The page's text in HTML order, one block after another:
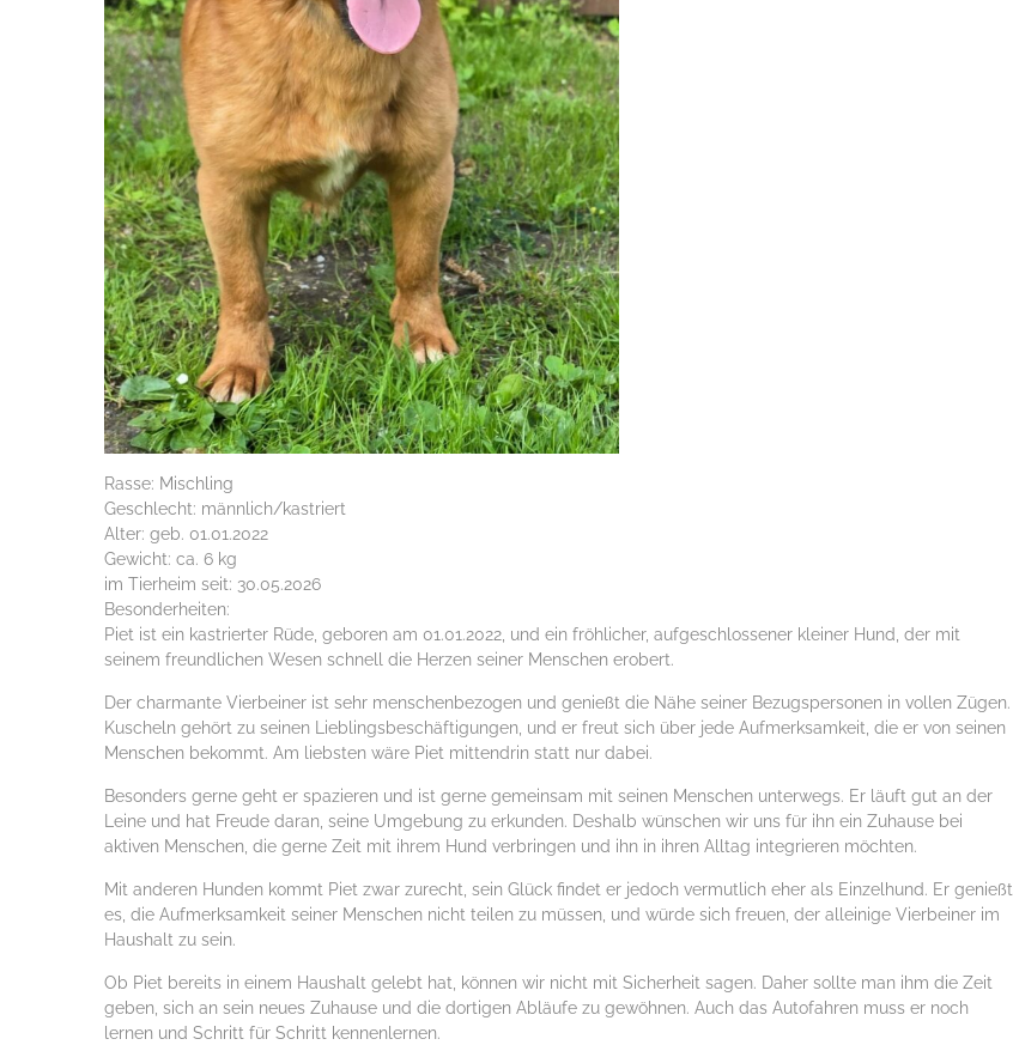
Rasse: Mischling
Geschlecht: männlich/kastriert
Alter: geb. 01.01.2022
Gewicht: ca. 6 kg
im Tierheim seit: 30.05.2026
Besonderheiten:
Piet ist ein kastrierter Rüde, geboren am 01.01.2022, und ein fröhlicher, aufgeschlossener kleiner Hund, der mit
seinem freundlichen Wesen schnell die Herzen seiner Menschen erobert.
Der charmante Vierbeiner ist sehr menschenbezogen und genießt die Nähe seiner Bezugspersonen in vollen Zügen.
Kuscheln gehört zu seinen Lieblingsbeschäftigungen, und er freut sich über jede Aufmerksamkeit, die er von seinen
Menschen bekommt. Am liebsten wäre Piet mittendrin statt nur dabei.
Besonders gerne geht er spazieren und ist gerne gemeinsam mit seinen Menschen unterwegs. Er läuft gut an der
Leine und hat Freude daran, seine Umgebung zu erkunden. Deshalb wünschen wir uns für ihn ein Zuhause bei
aktiven Menschen, die gerne Zeit mit ihrem Hund verbringen und ihn in ihren Alltag integrieren möchten.
Mit anderen Hunden kommt Piet zwar zurecht, sein Glück findet er jedoch vermutlich eher als Einzelhund. Er genießt
es, die Aufmerksamkeit seiner Menschen nicht teilen zu müssen, und würde sich freuen, der alleinige Vierbeiner im
Haushalt zu sein.
Ob Piet bereits in einem Haushalt gelebt hat, können wir nicht mit Sicherheit sagen. Daher sollte man ihm die Zeit
geben, sich an sein neues Zuhause und die dortigen Abläufe zu gewöhnen. Auch das Autofahren muss er noch
lernen und Schritt für Schritt kennenlernen.